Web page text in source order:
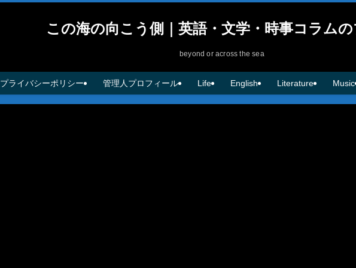
この海の向こう側｜英語・文学・時事コラム
beyond or across the sea
プライバシーポリシー 管理人プロフィール Life English Literature Music